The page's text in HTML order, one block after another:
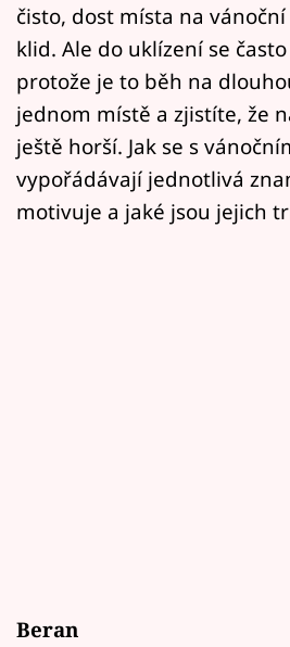
Sledujte nás
čisto, dost místa na
klid. Ale do uklízení se
protože je to běh na
jednom místě a zjistíte, že
ještě horší. Jak se s
vypořádávají jednotlivá
motivuje a jaké jsou jejich
Beran